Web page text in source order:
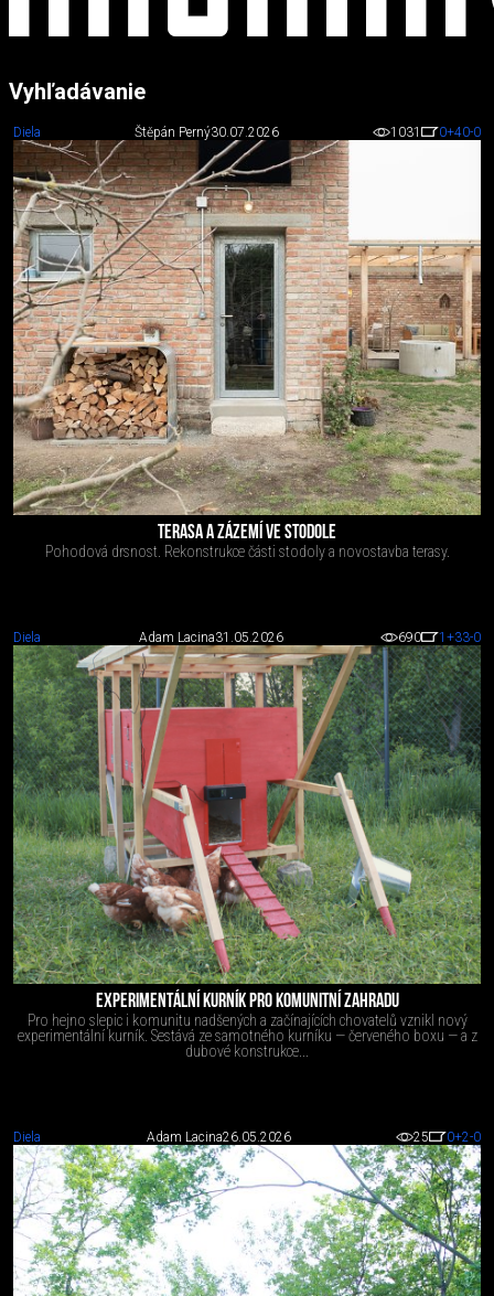
Vyhľadávanie
Diela Štěpán Perný30.07.2026 1031 0+40-0
TERASA A ZÁZEMÍ VE STODOLE
Pohodová drsnost. Rekonstrukce části stodoly a novostavba terasy.
Diela Adam Lacina31.05.2026 690 1 +33-0
EXPERIMENTÁLNÍ KURNÍK PRO KOMUNITNÍ ZAHRADU
Pro hejno slepic i komunitu nadšených a začínajících chovatelů vznikl nový
experimentální kurník. Sestává ze samotného kurníku — červeného boxu — a z
dubové konstrukce...
Diela Adam Lacina26.05.2026 25 0+2-0